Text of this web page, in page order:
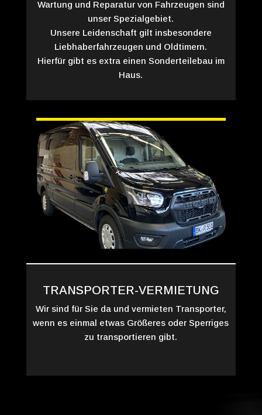
Wartung und Reparatur von Fahrzeugen sind
unser Spezialgebiet.
Unsere Leidenschaft gilt insbesondere
Liebhaberfahrzeugen und Oldtimern.
Hierfür gibt es extra einen Sonderteilebau im
Haus.
TRANSPORTER-VERMIETUNG
Wir sind für Sie da und vermieten Transporter,
wenn es einmal etwas Größeres oder Sperriges
zu transportieren gibt.